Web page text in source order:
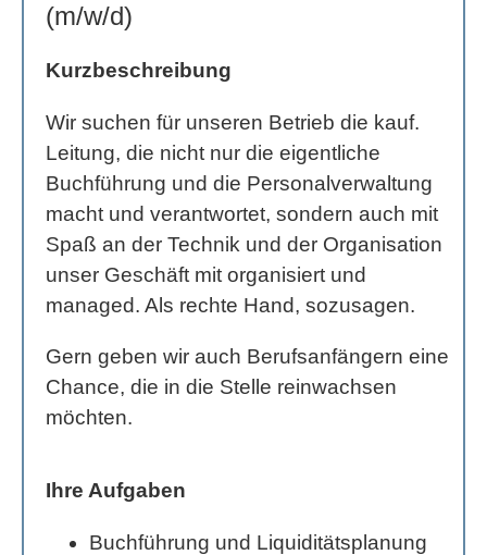
(m/w/d)
Kurzbeschreibung
Wir suchen für unseren Betrieb die kauf.
Leitung, die nicht nur die eigentliche
Buchführung und die Personalverwaltung
macht und verantwortet, sondern auch mit
Spaß an der Technik und der Organisation
unser Geschäft mit organisiert und
managed. Als rechte Hand, sozusagen.
Gern geben wir auch Berufsanfängern eine
Chance, die in die Stelle reinwachsen
möchten.
Ihre Aufgaben
Buchführung und Liquiditätsplanung